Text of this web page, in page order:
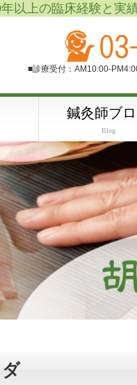
以上の臨床経験と実
■診療受付：AM10:00-
鍼灸師ブ
Blog